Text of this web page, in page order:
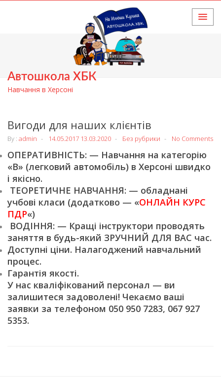
Автошкола ХБК
Навчання в Херсоні
HOME
Вигоди для наших клієнтів
By : admin 14.05.2017 13.03.2020 Без рубрики No Comments
ОПЕРАТИВНІСТЬ: — Навчання на категорію
«В» (легковий автомобіль) в Херсоні швидко
і якісно.
ТЕОРЕТИЧНЕ НАВЧАННЯ: — обладнані
учбові класи (додатково — «ОНЛАЙН КУРС
ПДР«)
ВОДІННЯ: — Кращі інструктори проводять
заняття в будь-який ЗРУЧНИЙ ДЛЯ ВАС час.
Доступні ціни. Налагоджений навчальний
процес.
Гарантія якості.
У нас кваліфікований персонал — ви
залишитеся задоволені! Чекаємо ваші
заявки за телефоном 050 950 7283, 067 927
5353.